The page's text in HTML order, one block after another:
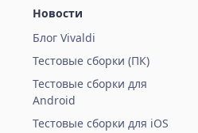
Новости
Блог Vivaldi
Тестовые сборки (ПК)
Тестовые сборки для
Android
Тестовые сборки для iOS